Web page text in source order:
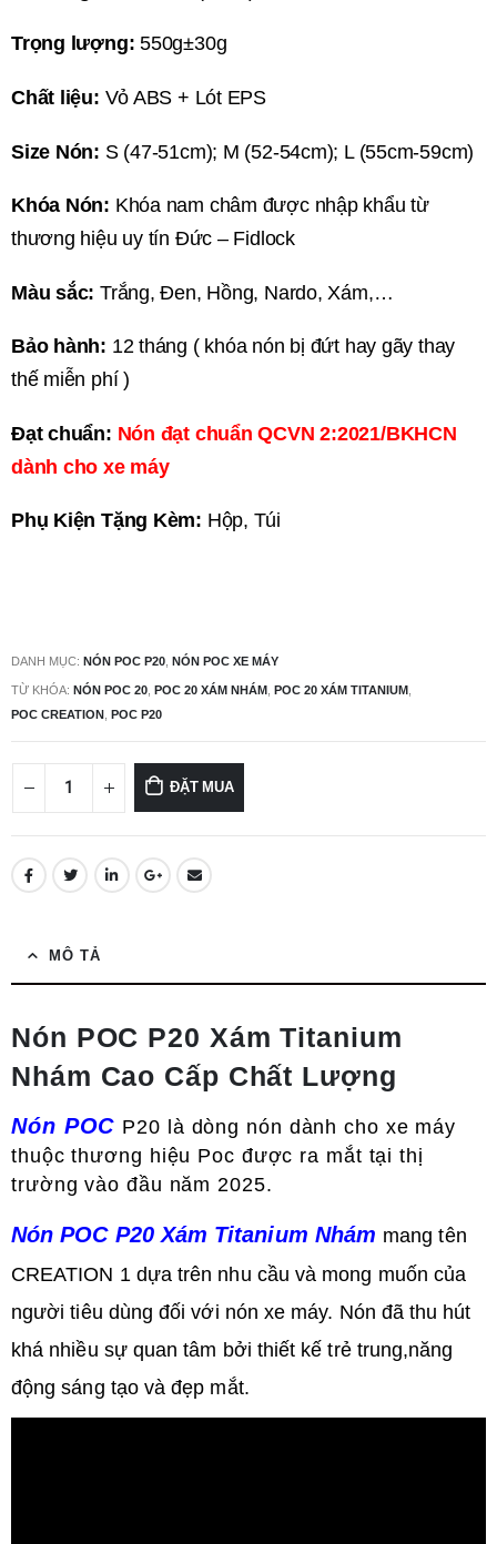
Trọng lượng: 550g±30g
Chất liệu: Vỏ ABS + Lót EPS
Size Nón: S (47-51cm); M (52-54cm); L (55cm-59cm)
Khóa Nón: Khóa nam châm được nhập khẩu từ
thương hiệu uy tín Đức – Fidlock
Màu sắc: Trắng, Đen, Hồng, Nardo, Xám,…
Bảo hành: 12 tháng ( khóa nón bị đứt hay gãy thay
thế miễn phí )
Đạt chuẩn: Nón đạt chuẩn QCVN 2:2021/BKHCN
dành cho xe máy
Phụ Kiện Tặng Kèm: Hộp, Túi
DANH MỤC: NÓN POC P20 NÓN POC XE MÁY
TỪ KHÓA: NÓN POC 20 POC 20 XÁM NHÁM POC 20 XÁM TITANIUM
POC CREATION POC P20
ĐẶT MUA
MÔ TẢ
Nón POC P20 Xám Titanium
Nhám Cao Cấp Chất Lượng
Nón POC P20 là dòng nón dành cho xe máy
thuộc thương hiệu Poc được ra mắt tại thị
trường vào đầu năm 2025.
Nón POC P20 Xám Titanium Nhám mang tên
CREATION 1 dựa trên nhu cầu và mong muốn của
người tiêu dùng đối với nón xe máy. Nón đã thu hút
khá nhiều sự quan tâm bởi thiết kế trẻ trung,năng
động sáng tạo và đẹp mắt.